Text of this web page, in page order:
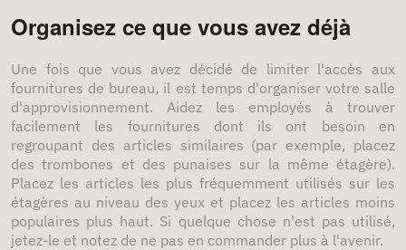
Organisez ce que vous avez déjà
Une fois que vous avez décidé de limiter l'accès aux
fournitures de bureau, il est temps d'organiser votre salle
d'approvisionnement. Aidez les employés à trouver
facilement les fournitures dont ils ont besoin en
regroupant des articles similaires (par exemple, placez
des trombones et des punaises sur la même étagère).
Placez les articles les plus fréquemment utilisés sur les
étagères au niveau des yeux et placez les articles moins
populaires plus haut. Si quelque chose n'est pas utilisé,
jetez-le et notez de ne pas en commander plus à l'avenir.